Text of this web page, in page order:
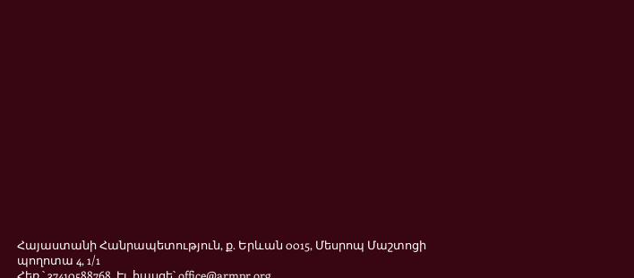
Հայաստանի Հանրապետություն, ք. Երևան 0015, Մեսրոպ Մաշտոցի
պողոտա 4, 1/1
Հեռ.՝ 37410588768 Էլ. հասցե՝office@armpr.org